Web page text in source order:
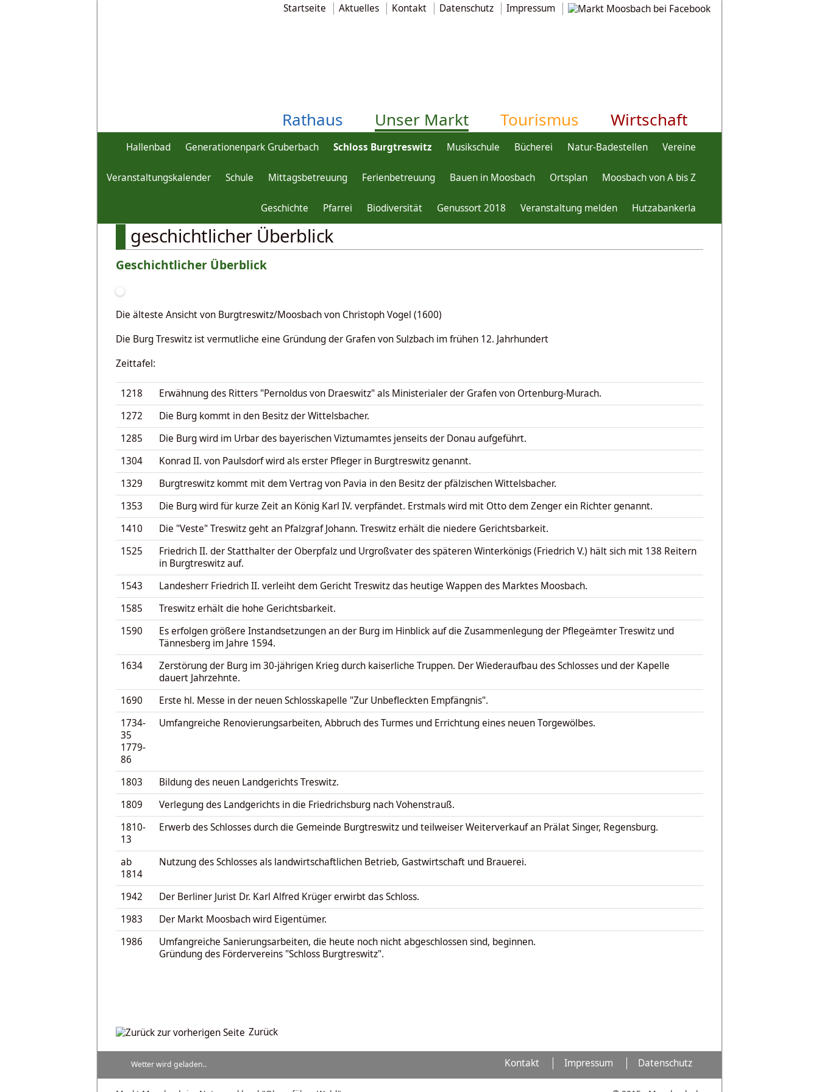
Startseite Aktuelles Kontakt Datenschutz Impressum
Rathaus Unser Markt
Hallenbad Generationenpark Gruberbach Schloss Burgtreswitz Musikschule Bücherei Natur-Badestellen Vereine
Veranstaltungskalender Schule Mittagsbetreuung Ferienbetreuung Bauen in Moosbach Ortsplan Moosbach von A bis Z
Geschichte Pfarrei Biodiversität Genussort 2018 Veranstaltung melden Hutzabankerla
Tourismus Wirtschaft
geschichtlicher Überblick
Geschichtlicher Überblick
Die älteste Ansicht von Burgtreswitz/Moosbach von Christoph Vogel (1600)
Die Burg Treswitz ist vermutliche eine Gründung der Grafen von Sulzbach im frühen 12. Jahrhundert
Zeittafel:
1218
Erwähnung des Ritters "Pernoldus von Draeswitz" als Ministerialer der Grafen von Ortenburg-Murach.
1272
Die Burg kommt in den Besitz der Wittelsbacher.
1285
Die Burg wird im Urbar des bayerischen Viztumamtes jenseits der Donau aufgeführt.
1304
Konrad II. von Paulsdorf wird als erster Pfleger in Burgtreswitz genannt.
1329
Burgtreswitz kommt mit dem Vertrag von Pavia in den Besitz der pfälzischen Wittelsbacher.
1353
Die Burg wird für kurze Zeit an König Karl IV. verpfändet. Erstmals wird mit Otto dem Zenger ein Richter genannt.
1410
Die "Veste" Treswitz geht an Pfalzgraf Johann. Treswitz erhält die niedere Gerichtsbarkeit.
1525
Friedrich II. der Statthalter der Oberpfalz und Urgroßvater des späteren Winterkönigs (Friedrich V.) hält sich mit 138 Reitern
in Burgtreswitz auf.
1543
Landesherr Friedrich II. verleiht dem Gericht Treswitz das heutige Wappen des Marktes Moosbach.
1585
Treswitz erhält die hohe Gerichtsbarkeit.
1590
Es erfolgen größere Instandsetzungen an der Burg im Hinblick auf die Zusammenlegung der Pflegeämter Treswitz und
Tännesberg im Jahre 1594.
1634
Zerstörung der Burg im 30-jährigen Krieg durch kaiserliche Truppen. Der Wiederaufbau des Schlosses und der Kapelle
dauert Jahrzehnte.
1690
Erste hl. Messe in der neuen Schlosskapelle "Zur Unbefleckten Empfängnis".
1734-
35
1779-
86
Umfangreiche Renovierungsarbeiten, Abbruch des Turmes und Errichtung eines neuen Torgewölbes.
1803
Bildung des neuen Landgerichts Treswitz.
1809
Verlegung des Landgerichts in die Friedrichsburg nach Vohenstrauß.
1810-
13
Erwerb des Schlosses durch die Gemeinde Burgtreswitz und teilweiser Weiterverkauf an Prälat Singer, Regensburg.
ab
1814
Nutzung des Schlosses als landwirtschaftlichen Betrieb, Gastwirtschaft und Brauerei.
1942
Der Berliner Jurist Dr. Karl Alfred Krüger erwirbt das Schloss.
1983
Der Markt Moosbach wird Eigentümer.
1986
Umfangreiche Sanierungsarbeiten, die heute noch nicht abgeschlossen sind, beginnen.
Gründung des Fördervereins "Schloss Burgtreswitz".
Zurück
Kontakt Impressum Datenschutz
Wetter wird geladen..